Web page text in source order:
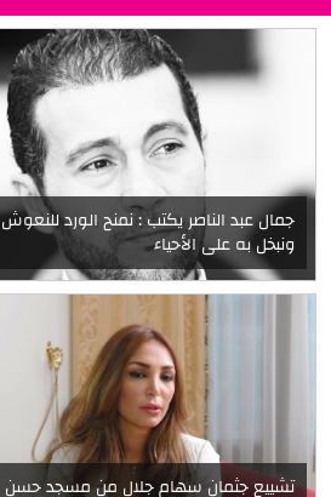
جمال عبد الناصر يكتب : نمنح الورد للنعوش
ونبخل به على الأحياء
تشييع جثمان سهام جلال من مسجد حسن